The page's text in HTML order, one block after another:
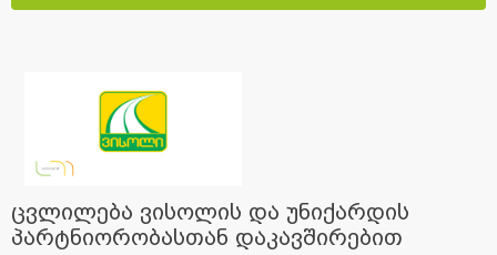
ცვლილება ვისოლის და უნიქარდის
პარტნიორობასთან დაკავშირებით